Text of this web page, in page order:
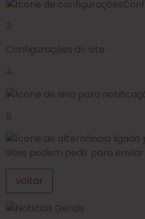
3.
Configurações do site
4.
5.
sites podem pedir para
voltar